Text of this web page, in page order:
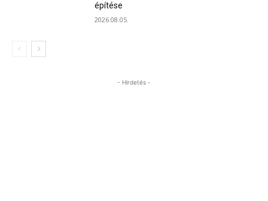
építése
2026.08.05.
- Hirdetés -